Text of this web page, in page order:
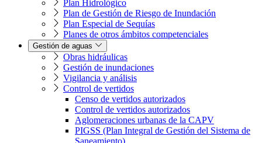
Plan Hidrológico
Plan de Gestión de Riesgo de Inundación
Plan Especial de Sequías
Planes de otros ámbitos competenciales
Gestión de aguas
Obras hidráulicas
Gestión de inundaciones
Vigilancia y análisis
Control de vertidos
Censo de vertidos autorizados
Control de vertidos autorizados
Aglomeraciones urbanas de la CAPV
PIGSS (Plan Integral de Gestión del Sistema de
Saneamiento)